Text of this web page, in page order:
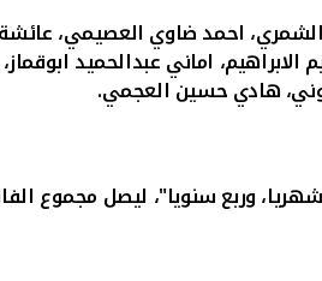
الشمري، احمد ضاوي العصيمي،
اماني عبدالحميد
هادي حسين العجمي.
سنويا"، ليصل مجموع الفائزين